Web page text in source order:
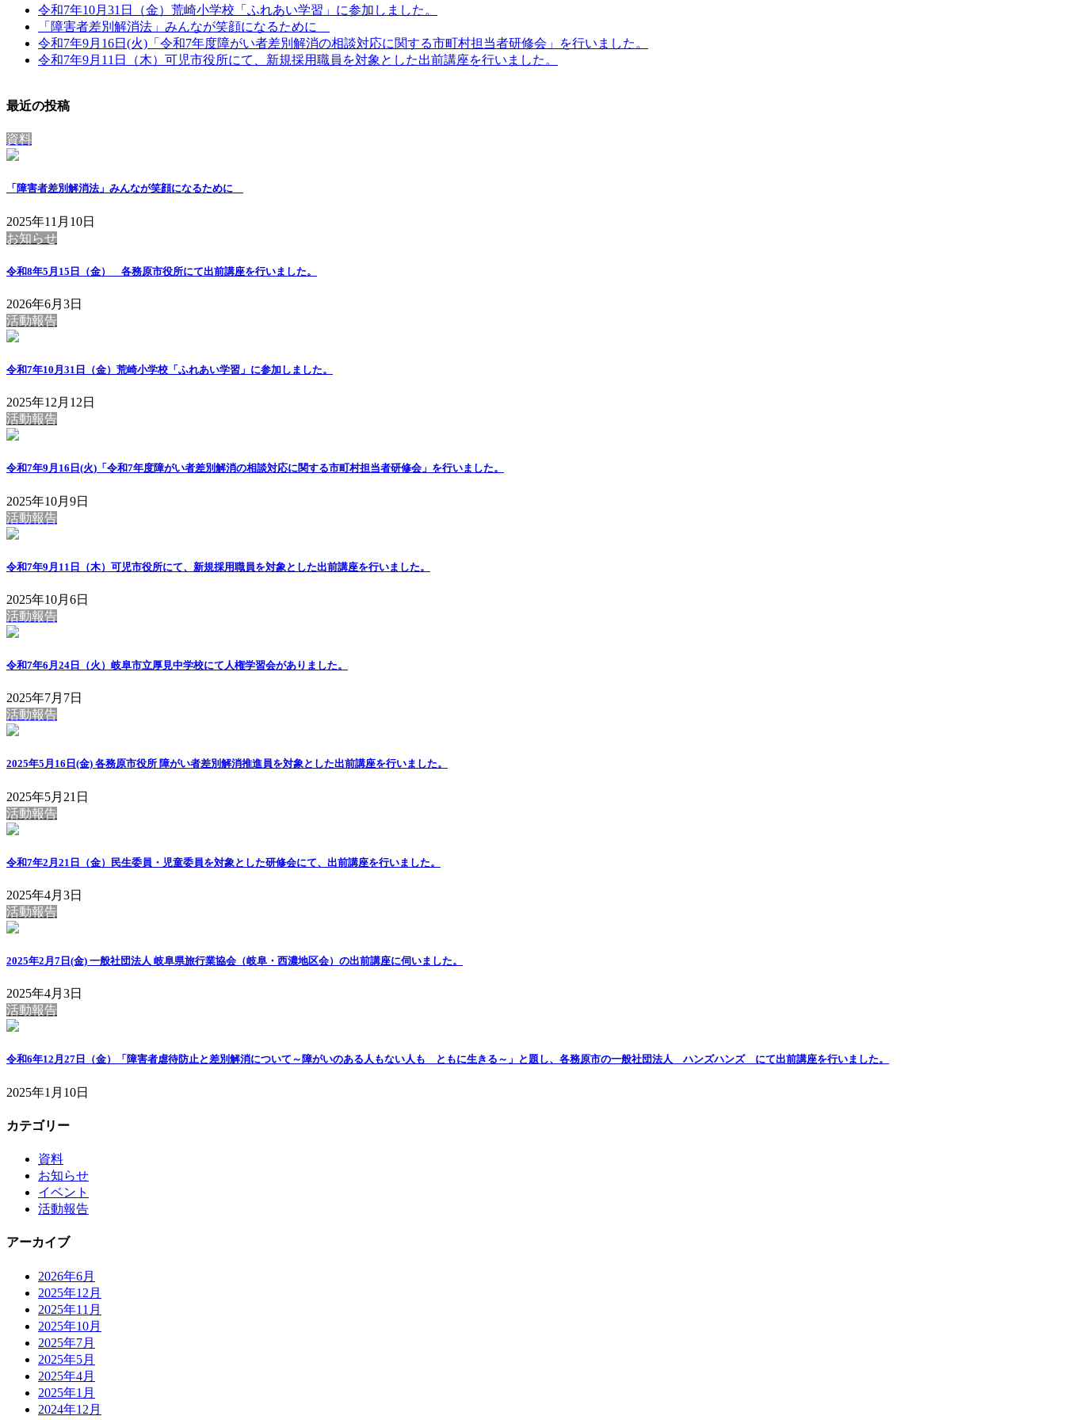
令和7年10月31日（金）荒崎小学校「ふれあい学習」に参加しました。
「障害者差別解消法」みんなが笑顔になるために
令和7年9月16日(火)「令和7年度障がい者差別解消の相談対応に関する市町村担当者研修会」を行いました。
令和7年9月11日（木）可児市役所にて、新規採用職員を対象とした出前講座を行いました。
最近の投稿
資料
「障害者差別解消法」みんなが笑顔になるために
2025年11月10日
お知らせ
令和8年5月15日（金） 各務原市役所にて出前講座を行いました。
2026年6月3日
活動報告
令和7年10月31日（金）荒崎小学校「ふれあい学習」に参加しました。
2025年12月12日
活動報告
令和7年9月16日(火)「令和7年度障がい者差別解消の相談対応に関する市町村担当者研修会」を行いました。
2025年10月9日
活動報告
令和7年9月11日（木）可児市役所にて、新規採用職員を対象とした出前講座を行いました。
2025年10月6日
活動報告
令和7年6月24日（火）岐阜市立厚見中学校にて人権学習会がありました。
2025年7月7日
活動報告
2025年5月16日(金) 各務原市役所 障がい者差別解消推進員を対象とした出前講座を行いました。
2025年5月21日
活動報告
令和7年2月21日（金）民生委員・児童委員を対象とした研修会にて、出前講座を行いました。
2025年4月3日
活動報告
2025年2月7日(金) 一般社団法人 岐阜県旅行業協会（岐阜・西濃地区会）の出前講座に伺いました。
2025年4月3日
活動報告
令和6年12月27日（金）「障害者虐待防止と差別解消について～障がいのある人もない人も ともに生きる～」と題し、各務原市の一般社団法人 ハンズハンズ にて出前講座を行いました。
2025年1月10日
カテゴリー
資料
お知らせ
イベント
活動報告
アーカイブ
2026年6月
2025年12月
2025年11月
2025年10月
2025年7月
2025年5月
2025年4月
2025年1月
2024年12月